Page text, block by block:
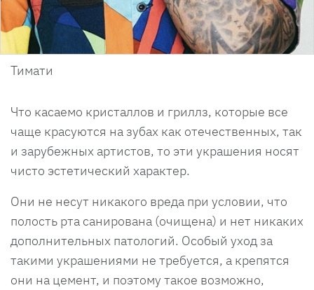
Тимати
Что касаемо кристаллов и гриллз, которые все
чаще красуются на зубах как отечественных, так
и зарубежных артистов, то эти украшения носят
чисто эстетический характер.
Они не несут никакого вреда при условии, что
полость рта санирована (очищена) и нет никаких
дополнительных патологий. Особый уход за
такими украшениями не требуется, а крепятся
они на цемент, и поэтому такое возможно,